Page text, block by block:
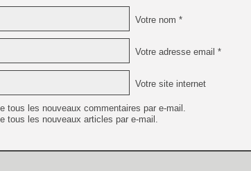
Votre nom *
Votre adresse email *
Votre site internet
tous les nouveaux commentaires par e-mail.
tous les nouveaux articles par e-mail.